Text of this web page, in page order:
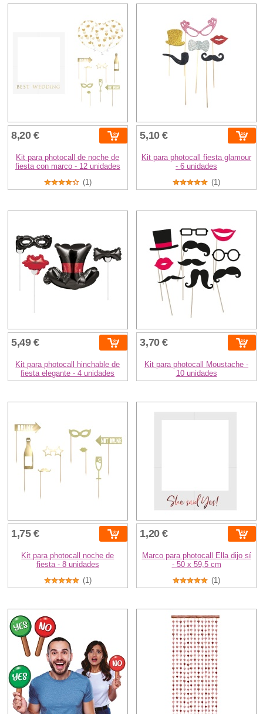
8,20 €
Kit para photocall de noche de
fiesta con marco - 12 unidades
(1)
5,10 €
Kit para photocall fiesta glamour
- 6 unidades
(1)
5,49 €
Kit para photocall hinchable de
fiesta elegante - 4 unidades
3,70 €
Kit para photocall Moustache -
10 unidades
1,75 €
Kit para photocall noche de
fiesta - 8 unidades
(1)
1,20 €
Marco para photocall Ella dijo sí
- 50 x 59,5 cm
(1)